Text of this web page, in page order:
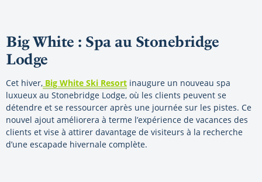
Big White : Spa au Stonebridge
Lodge
Cet hiver, Big White Ski Resort inaugure un nouveau spa
luxueux au Stonebridge Lodge, où les clients peuvent se
détendre et se ressourcer après une journée sur les pistes. Ce
nouvel ajout améliorera à terme l’expérience de vacances des
clients et vise à attirer davantage de visiteurs à la recherche
d’une escapade hivernale complète.